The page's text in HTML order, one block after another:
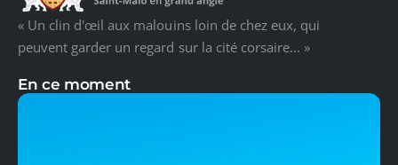
« Un clin d'œil aux malouins loin de chez eux, qui
peuvent garder un regard sur la cité corsaire... »
En ce moment